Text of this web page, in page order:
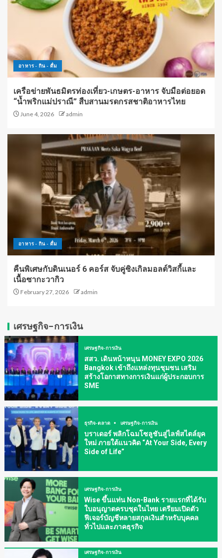
อาหาร - กิน - ดื่ม
เครือข่ายพันธมิตรท่องเที่ยว-เกษตร-อาหาร จับมือต่อยอด
“น้ำพริกแม่ปราณี” สืบสานมรดกรสชาติอาหารไทย
June 4, 2026 admin
อาหาร - กิน - ดื่ม
คืนพิเศษกับดินเนอร์ 6 คอร์ส จับคู่ซิงเกิลมอลต์วิสกี้และ
เนื้อซากะวากิว
February 27, 2026 admin
เศรษฐกิจ-การเงิน
เศรษฐกิจ-การเงิน
สสว. เดินหน้าหนุน MONEY EXPO 2026
Bangkok เข้าถึงแหล่งทุนชุมชน เสริม
สร้างโอกาสทางการเงินแก่ผู้ประกอบการ
SME
ธุรกิจ-ตลาด เศรษฐกิจ-การเงิน
บราเดอร์ พลิกโฉมโซลูชันสู่ไลฟ์สไตล์ยุค
ใหม่ ภายใต้แนวคิด “At Your Side, Every
Side of Life”
เศรษฐกิจ-การเงิน
Wise ขึ้นแท่น Non-Bank รายแรกที่ได้รับ
ใบอนุญาตครบชุดในไทย เตรียมเปิดตัว
ฟีเจอร์บัญชีหลายสกุลเงินสำหรับบุคคล
ทั่วไปและภาคธุรกิจ
เศรษฐกิจ-การเงิน